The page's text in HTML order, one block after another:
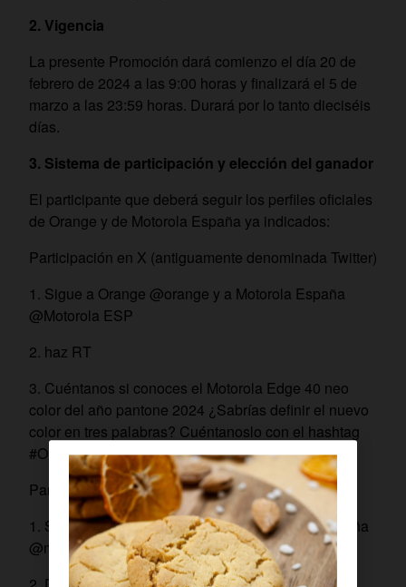
2. Vigencia
La presente Promoción dará comienzo el día 20 de
febrero de 2024 a las 9:00 horas y finalizará el 5 de
marzo a las 23:59 horas. Durará por lo tanto dieciséis
días.
3. Sistema de participación y elección del ganador
El participante que deberá seguir los perfiles oficiales
de Orange y de Motorola España ya indicados:
Participación en X (antiguamente denominada Twitter)
1. Sigue a Orange @orange y a Motorola España
@Motorola ESP
2. haz RT
3. Cuéntanos si conoces el Motorola Edge 40 neo
color del año pantone 2024 ¿Sabrías definir el nuevo
color en tres palabras? Cuéntanoslo con el hashtag
#OrangeyMotorolaPantone
Participación en Instagram
1. Sigue a Orange @orange_es y a Motorola España
@motorola_es